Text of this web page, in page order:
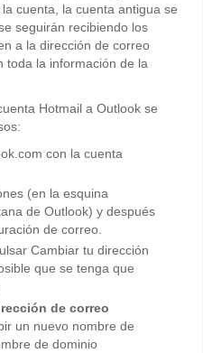
cuenta, la cuenta antigua se
seguirán recibiendo los
a la dirección de correo
toda la información de la
Hotmail a Outlook se
con la cuenta
(en la esquina
de Outlook) y después
de correo.
Cambiar tu dirección
que se tenga que
de correo
un nuevo nombre de
de dominio